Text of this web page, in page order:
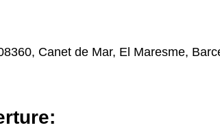
Canet de Mar, El Maresme,